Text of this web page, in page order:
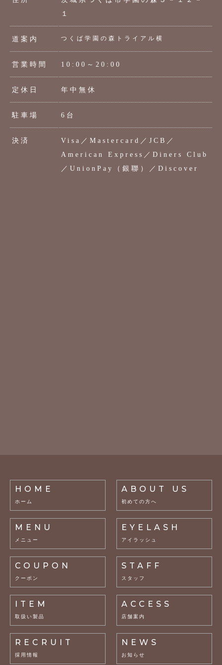
１
道案内 つくば学園の森トライアル横
営業時間 10:00～20:00
定休日 年中無休
駐車場 6台
決済
Visa／Mastercard／JCB／
American Express／Diners Club
／UnionPay（銀聯）／Discover
HOME
ホーム
ABOUT US
初めての方へ
MENU
メニュー
EYELASH
アイラッシュ
COUPON
クーポン
STAFF
スタッフ
ITEM
取扱い製品
ACCESS
店舗案内
RECRUIT
採用情報
NEWS
お知らせ